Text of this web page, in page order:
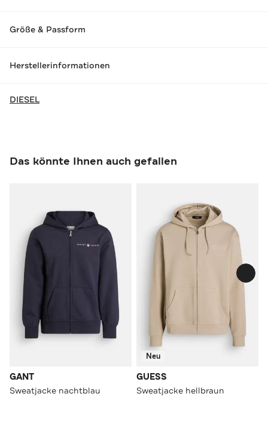
Größe & Passform
Herstellerinformationen
DIESEL
Das könnte Ihnen auch gefallen
GANT
Sweatjacke nachtblau
Neu
GUESS
Sweatjacke hellbraun